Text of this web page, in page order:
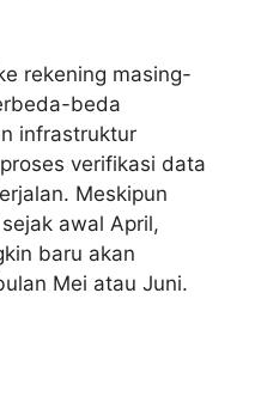
rekening masing-
beda
infrastruktur
verifikasi data
Meskipun
awal April,
baru akan
Mei atau Juni.